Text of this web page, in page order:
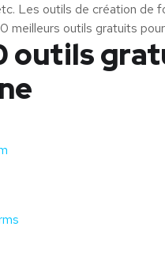
Les outils de création de
meilleurs outils gratuits
outils